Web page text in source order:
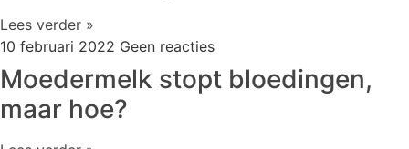
Lees verder »
10 februari 2022 Geen reacties
Moedermelk stopt bloedingen,
maar hoe?